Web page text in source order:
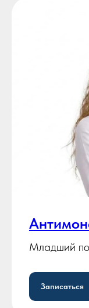
Младший
Записаться